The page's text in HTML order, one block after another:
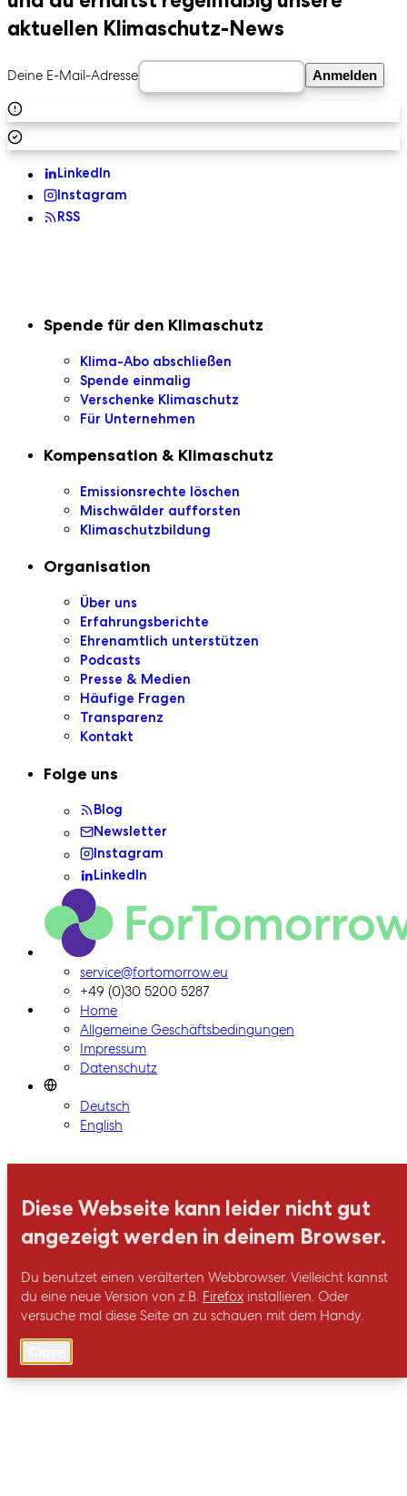
aktuellen Klimaschutz-News
Deine E-Mail-Adresse Anmelden
LinkedIn
Instagram
RSS
Sekundaire Navigation
Spende für den Klimaschutz
Klima-Abo abschließen
Spende einmalig
Verschenke Klimaschutz
Für Unternehmen
Kompensation & Klimaschutz
Emissionsrechte löschen
Mischwälder aufforsten
Klimaschutzbildung
Organisation
Über uns
Erfahrungsberichte
Ehrenamtlich unterstützen
Podcasts
Presse & Medien
Häufige Fragen
Transparenz
Kontakt
Folge uns
Blog
Newsletter
Instagram
LinkedIn
ForTomorrow-Logo, zur Homepage
service@fortomorrow.eu
+49 (0)30 5200 5287
Home
Allgemeine Geschäftsbedingungen
Impressum
Datenschutz
Deutsch
English
Diese Webseite kann leider nicht gut
angezeigt werden in deinem Browser.
Du benutzet einen verälterten Webbrowser. Vielleicht kannst
du eine neue Version von z.B. Firefox installieren. Oder
versuche mal diese Seite an zu schauen mit dem Handy.